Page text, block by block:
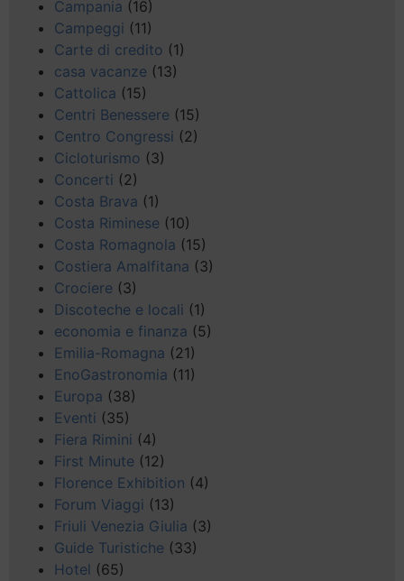
Campania (16)
Campeggi (11)
Carte di credito (1)
casa vacanze (13)
Cattolica (15)
Centri Benessere (15)
Centro Congressi (2)
Cicloturismo (3)
Concerti (2)
Costa Brava (1)
Costa Riminese (10)
Costa Romagnola (15)
Costiera Amalfitana (3)
Crociere (3)
Discoteche e locali (1)
economia e finanza (5)
Emilia-Romagna (21)
EnoGastronomia (11)
Europa (38)
Eventi (35)
Fiera Rimini (4)
First Minute (12)
Florence Exhibition (4)
Forum Viaggi (13)
Friuli Venezia Giulia (3)
Guide Turistiche (33)
Hotel (65)